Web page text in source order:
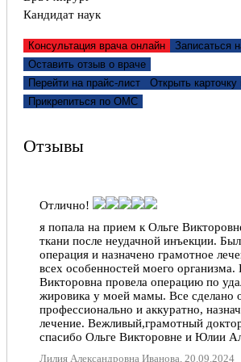
Алексеевна, за внимательное,чуткое
пациенту!
Прохорова Ольга Алексеевна, 06.11.2018
Отлично!
Юлия Алексеевна, спасибо за ваш
проведенной Вами и Вашей
однозначно перестала бояться. Все
Кандидат наук
Консультация врача онлайн
Записаться
Оставить отзыв о враче
Перейти на прайс-лист
Открыть карточку
Прикрепиться по ОМС
Отзывы
Отлично!
я попала на прием к Ольге
ткани после неудачной инъекции.
операция и назначено грамотное
всех особенностей моего
Викторовна провела операцию по
жировика у моей мамы. Все сделано
профессионально и аккуратно,
лечение. Вежливый,грамотный
спасибо Ольге Викторовне и Юлии
Лилия Александровна Иванова, 20.09.2024